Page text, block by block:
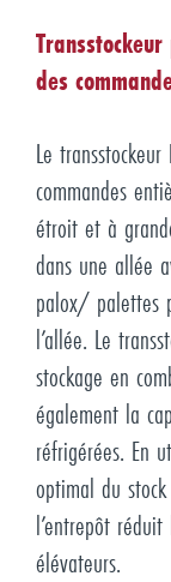
des
Le
commandes
étroit et à
dans une allée
palox/ palettes
l’allée. Le
stockage en
également la
réfrigérées. En
optimal du
l’entrepôt
élévateurs.